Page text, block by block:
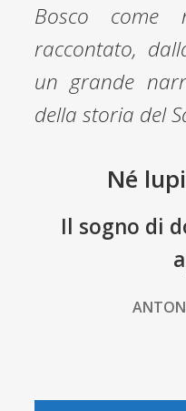
Bosco
raccontato,
un grande
della storia del
Né
Il sogno di